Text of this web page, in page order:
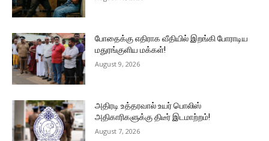
போதைக்கு எதிராக வீதியில் இறங்கி போராடிய
மதுரங்குளிய மக்கள்!
August 9, 2026
அதிரடி உத்தரவால் உயர் பொலிஸ்
அதிகாரிகளுக்கு திடீர் இடமாற்றம்!
August 7, 2026